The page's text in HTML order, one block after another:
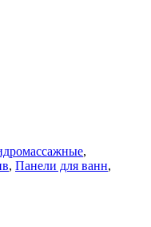
,
, Панели для ванн,